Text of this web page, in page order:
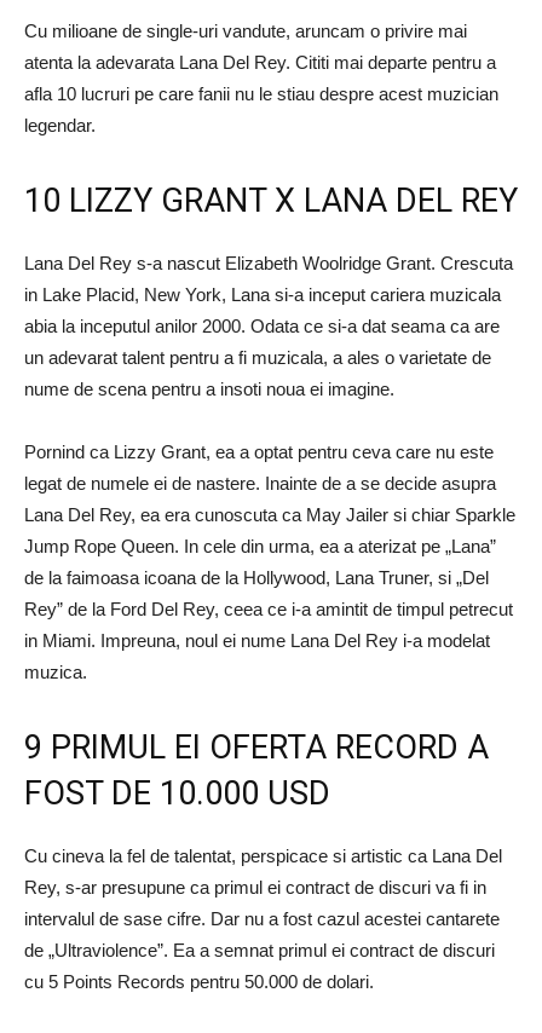
Cu milioane de single-uri vandute, aruncam o privire mai
atenta la adevarata Lana Del Rey. Cititi mai departe pentru a
afla 10 lucruri pe care fanii nu le stiau despre acest muzician
legendar.
10 LIZZY GRANT X LANA DEL REY
Lana Del Rey s-a nascut Elizabeth Woolridge Grant. Crescuta
in Lake Placid, New York, Lana si-a inceput cariera muzicala
abia la inceputul anilor 2000. Odata ce si-a dat seama ca are
un adevarat talent pentru a fi muzicala, a ales o varietate de
nume de scena pentru a insoti noua ei imagine.
Pornind ca Lizzy Grant, ea a optat pentru ceva care nu este
legat de numele ei de nastere. Inainte de a se decide asupra
Lana Del Rey, ea era cunoscuta ca May Jailer si chiar Sparkle
Jump Rope Queen. In cele din urma, ea a aterizat pe „Lana”
de la faimoasa icoana de la Hollywood, Lana Truner, si „Del
Rey” de la Ford Del Rey, ceea ce i-a amintit de timpul petrecut
in Miami. Impreuna, noul ei nume Lana Del Rey i-a modelat
muzica.
9 PRIMUL EI OFERTA RECORD A
FOST DE 10.000 USD
Cu cineva la fel de talentat, perspicace si artistic ca Lana Del
Rey, s-ar presupune ca primul ei contract de discuri va fi in
intervalul de sase cifre. Dar nu a fost cazul acestei cantarete
de „Ultraviolence”. Ea a semnat primul ei contract de discuri
cu 5 Points Records pentru 50.000 de dolari.